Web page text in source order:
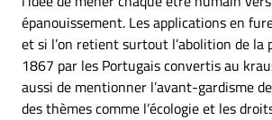
épanouissement. Les applications en
et si l’on retient surtout l’abolition de la
1867 par les Portugais convertis au
aussi de mentionner l’avant-gardisme
des thèmes comme l’écologie et les